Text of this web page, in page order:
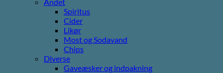
Spiritus
Cider
Likør
Most og Sodavand
Chips
Diverse
Gaveæsker og indpakning